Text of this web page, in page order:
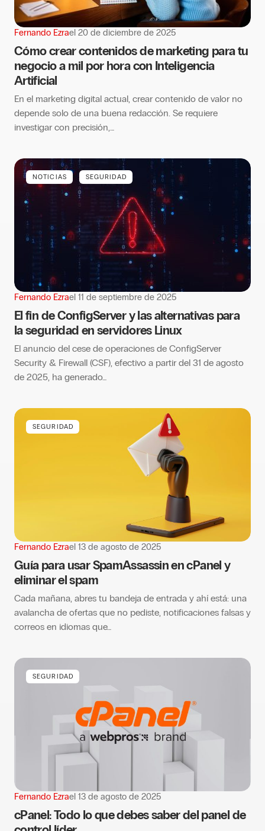
Fernando Ezrael 20 de diciembre de 2025
Cómo crear contenidos de marketing para tu
negocio a mil por hora con Inteligencia
Artificial
En el marketing digital actual, crear contenido de valor no
depende solo de una buena redacción. Se requiere
investigar con precisión,…
NOTICIAS SEGURIDAD
Fernando Ezrael 11 de septiembre de 2025
El fin de ConfigServer y las alternativas para
la seguridad en servidores Linux
El anuncio del cese de operaciones de ConfigServer
Security & Firewall (CSF), efectivo a partir del 31 de agosto
de 2025, ha generado…
SEGURIDAD
Fernando Ezrael 13 de agosto de 2025
Guía para usar SpamAssassin en cPanel y
eliminar el spam
Cada mañana, abres tu bandeja de entrada y ahí está: una
avalancha de ofertas que no pediste, notificaciones falsas y
correos en idiomas que…
SEGURIDAD
Fernando Ezrael 13 de agosto de 2025
cPanel: Todo lo que debes saber del panel de